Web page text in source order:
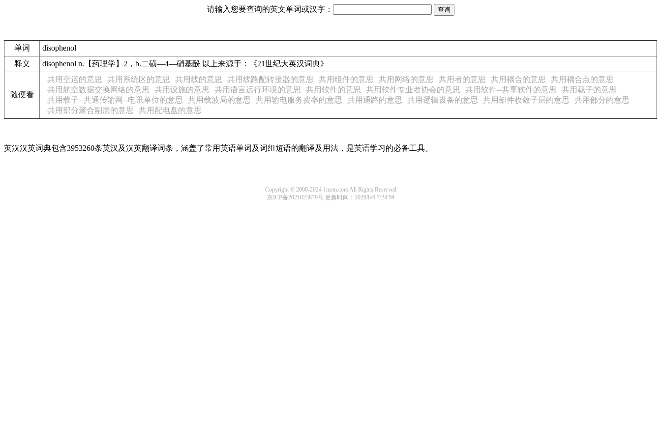
请输入您要查询的英文单词或汉字：
单词
disophenol
释义
disophenol n.【药理学】2，b.二磺—4—硝基酚 以上来源于：《21世纪大英汉词典》
随便看
共用空运的意思 共用系统区的意思 共用线的意思 共用线路配转接器的意思 共用组件的意思 共用网络的意思 共用者的意思 共用耦合的意思
共用耦合点的意思
共用航空数据交换网络的意思
共用设施的意思 共用语言运行环境的意思 共用软件的意思 共用软件专业者协会的意思 共用软件--共享软件的意思
共用载子的意思
共用载子--共通传输网--电讯单位的意思
共用载波局的意思 共用输电服务费率的意思 共用通路的意思 共用逻辑设备的意思 共用部件收敛子层的意思
共用部分的意思
共用部分聚合副层的意思
共用配电盘的意思
英汉汉英词典包含3953260条英汉及汉英翻译词条，涵盖了常用英语单词及词组短语的翻译及用法，是英语学习的必备工具。
Copyright © 2000-2024 1mrm.com All Rights Reserved
京ICP备2021023879号 更新时间：2026/8/6 7:24:59